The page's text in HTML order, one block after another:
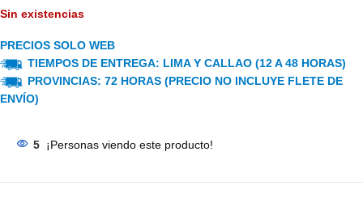
Sin existencias
PRECIOS SOLO WEB
TIEMPOS DE ENTREGA: LIMA Y CALLAO (12 A 48 HORAS)
PROVINCIAS: 72 HORAS (PRECIO NO INCLUYE FLETE DE
ENVÍO)
5 ¡Personas viendo este producto!